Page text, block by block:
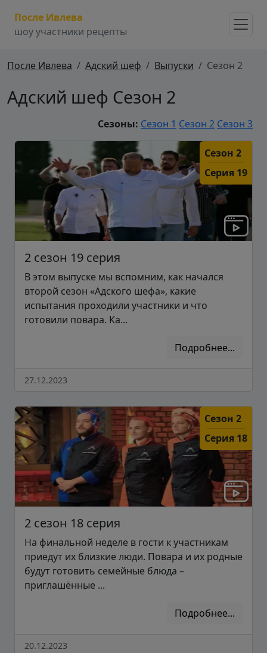
После Ивлева
шоу участники рецепты
После Ивлева Адский шеф Выпуски Сезон 2
Адский шеф Сезон 2
Сезоны: Сезон 1 Сезон 2 Сезон 3
Сезон 2
Серия 19
2 сезон 19 серия
В этом выпуске мы вспомним, как начался
второй сезон «Адского шефа», какие
испытания проходили участники и что
готовили повара. Ка...
Подробнее...
27.12.2023
Сезон 2
Серия 18
2 сезон 18 серия
На финальной неделе в гости к участникам
приедут их близкие люди. Повара и их родные
будут готовить семейные блюда –
приглашённые ...
Подробнее...
20.12.2023